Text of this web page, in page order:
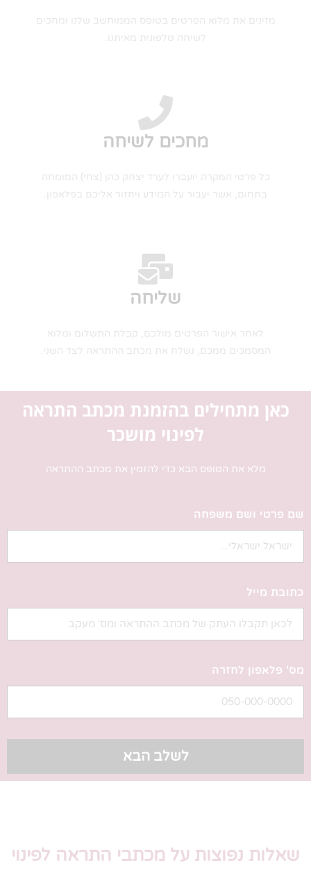
מזינים את מלוא הפרטים בטופס הממוחשב שלנו ומחכים
לשיחה טלפונית מאיתנו.
מחכים לשיחה
כל פרטי המקרה יועברו לעו״ד יצחק כהן (צחי) המומחה
בתחום, אשר יעבור על המידע ויחזור אליכם בפלאפון.
שליחה
לאחר אישור הפרטים מולכם, קבלת התשלום ומלוא
המסמכים ממכם, נשלח את מכתב ההתראה לצד השני.
כאן מתחילים בהזמנת מכתב התראה
לפינוי מושכר
מלא את הטופס הבא כדי להזמין את מכתב ההתראה
שם פרטי ושם משפחה
כתובת מייל
מס' פלאפון לחזרה
לשלב הבא
שאלות נפוצות על מכתבי התראה לפינוי